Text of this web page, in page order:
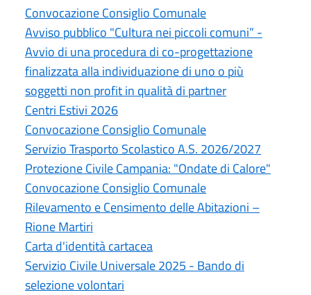
Convocazione Consiglio Comunale
Avviso pubblico "Cultura nei piccoli comuni” -
Avvio di una procedura di co-progettazione
finalizzata alla individuazione di uno o più
soggetti non profit in qualità di partner
Centri Estivi 2026
Convocazione Consiglio Comunale
Servizio Trasporto Scolastico A.S. 2026/2027
Protezione Civile Campania: "Ondate di Calore"
Convocazione Consiglio Comunale
Rilevamento e Censimento delle Abitazioni –
Rione Martiri
Carta d'identità cartacea
Servizio Civile Universale 2025 - Bando di
selezione volontari